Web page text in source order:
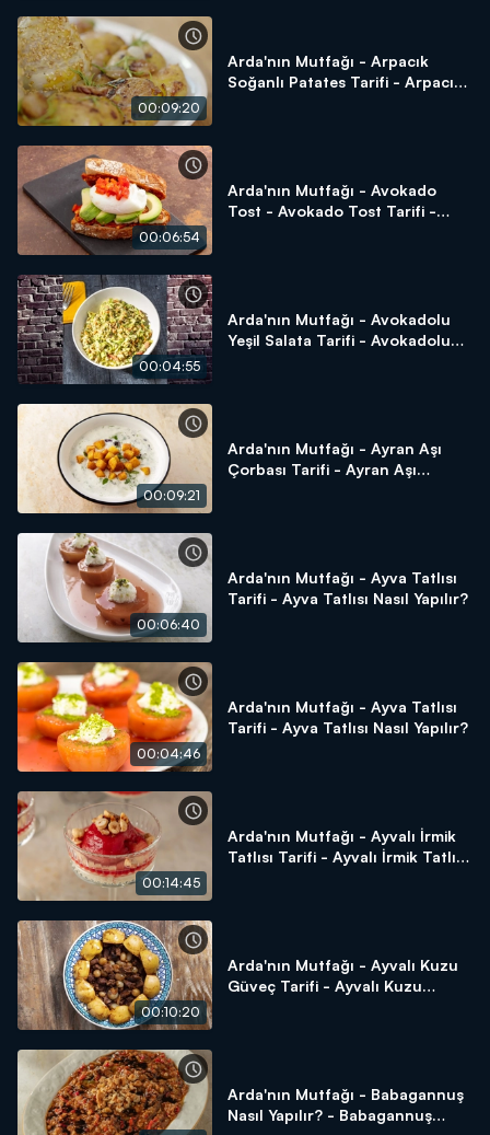
00:09:20
Arda'nın Mutfağı - Arpacık
Soğanlı Patates Tarifi - Arpacık
00:06:54
Arda'nın Mutfağı - Avokado
Tost - Avokado Tost Tarifi -
00:04:55
Arda'nın Mutfağı - Avokadolu
Yeşil Salata Tarifi - Avokadolu
00:09:21
Arda'nın Mutfağı - Ayran Aşı
Çorbası Tarifi - Ayran Aşı
00:06:40
Arda'nın Mutfağı - Ayva Tatlısı
Tarifi - Ayva Tatlısı Nasıl Yapılır?
00:04:46
Arda'nın Mutfağı - Ayva Tatlısı
Tarifi - Ayva Tatlısı Nasıl Yapılır?
00:14:45
Arda'nın Mutfağı - Ayvalı İrmik
Tatlısı Tarifi - Ayvalı İrmik Tatlısı
00:10:20
Arda'nın Mutfağı - Ayvalı Kuzu
Güveç Tarifi - Ayvalı Kuzu
Arda'nın Mutfağı - Babagannuş
Nasıl Yapılır? - Babagannuş